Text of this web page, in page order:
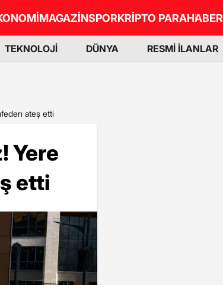
MAGAZİNSPORKRİPTO PARAHABER
TEKNOLOJİ DÜNYA RESMİ İLANLAR
ateş etti
Yere
etti